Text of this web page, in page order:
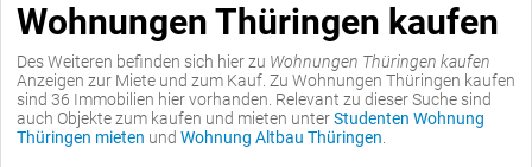
Wohnungen Thüringen kaufen
Des Weiteren befinden sich hier zu Wohnungen Thüringen kaufen
Anzeigen zur Miete und zum Kauf. Zu Wohnungen Thüringen kaufen
sind 36 Immobilien hier vorhanden. Relevant zu dieser Suche sind
auch Objekte zum kaufen und mieten unterStudenten Wohnung
Thüringen mieten und Wohnung Altbau Thüringen